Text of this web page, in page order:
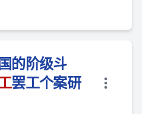
的阶级斗
罢工个案研